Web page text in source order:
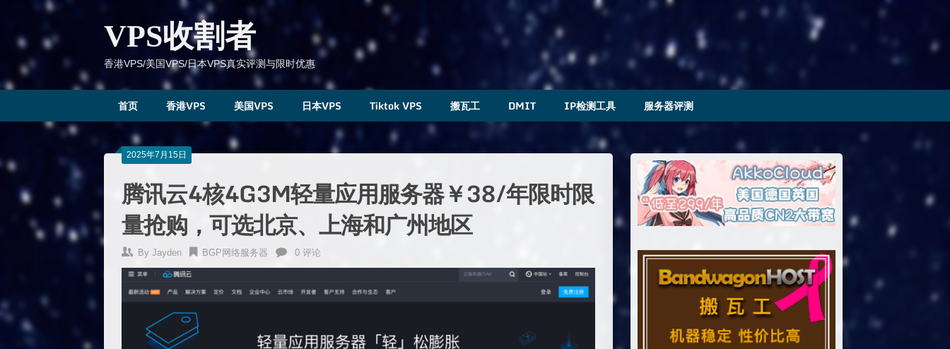
VPS收割者
香港VPS/美国VPS/日本VPS真实评测与限时优惠
首页 香港VPS 美国VPS 日本VPS Tiktok VPS 搬瓦工 DMIT IP检测工具 服务器评测
2025年7月15日
腾讯云4核4G3M轻量应用服务器￥38/年限时限
量抢购，可选北京、上海和广州地区
By Jayden BGP网络服务器 0 评论